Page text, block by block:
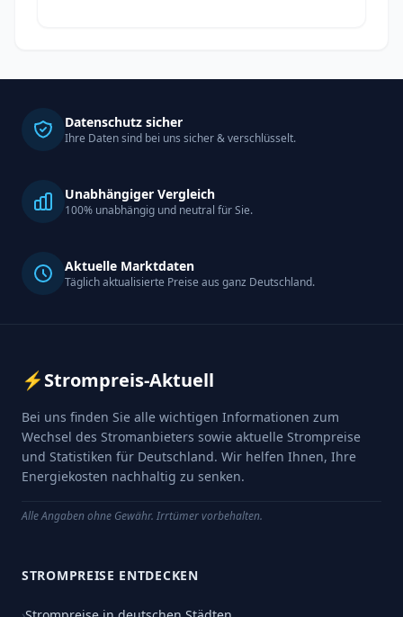
Datenschutz sicher
Ihre Daten sind bei uns sicher & verschlüsselt.
Unabhängiger Vergleich
100% unabhängig und neutral für Sie.
Aktuelle Marktdaten
Täglich aktualisierte Preise aus ganz Deutschland.
⚡Strompreis-Aktuell
Bei uns finden Sie alle wichtigen Informationen zum
Wechsel des Stromanbieters sowie aktuelle Strompreise
und Statistiken für Deutschland. Wir helfen Ihnen, Ihre
Energiekosten nachhaltig zu senken.
Alle Angaben ohne Gewähr. Irrtümer vorbehalten.
STROMPREISE ENTDECKEN